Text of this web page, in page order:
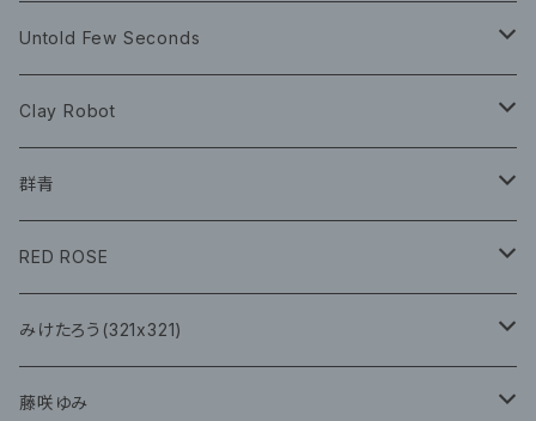
イベント
ツアーグッズ
グッズ
グッズ
CD
Book
CD
Untold Few Seconds
グッズ
CD
Clay Robot
グッズ
CD
チェキ
群青
イベント
CD
グッズ
RED ROSE
CD
みけたろう(321x321)
CD
藤咲ゆみ